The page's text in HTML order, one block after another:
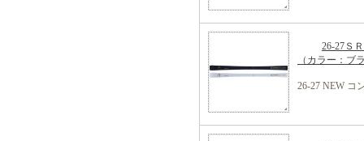
26-27Ｓ
（カラー：
26-27 NEW コ